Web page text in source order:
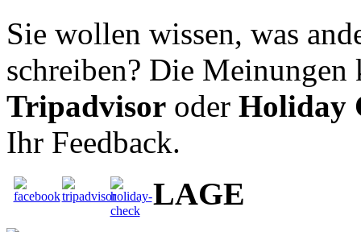
Sie wollen wissen, was
schreiben? Die
Tripadvisor oder Holiday
Ihr Feedback.
LAGE